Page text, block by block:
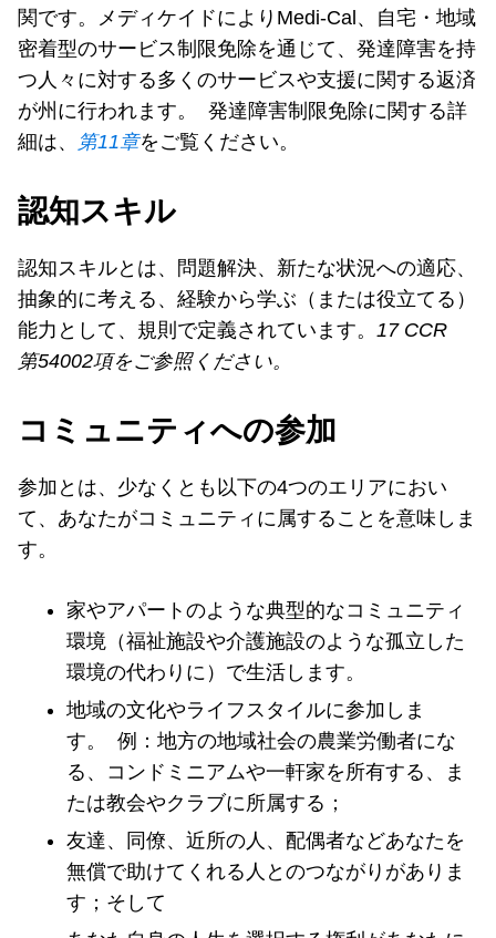
関です。メディケイドによりMedi-Cal、自宅・地域
密着型のサービス制限免除を通じて、発達障害を持
つ人々に対する多くのサービスや支援に関する返済
が州に行われます。 発達障害制限免除に関する詳
細は、
第11章をご覧ください。
認知スキル
認知スキルとは、問題解決、新たな状況への適応、
抽象的に考える、経験から学ぶ（または役立てる）
能力として、規則で定義されています。 17 CCR
第54002項をご参照ください。
コミュニティへの参加
参加とは、少なくとも以下の4つのエリアにおい
て、あなたがコミュニティに属することを意味しま
す。
家やアパートのような典型的なコミュニティ
環境（福祉施設や介護施設のような孤立した
環境の代わりに）で生活します。
地域の文化やライフスタイルに参加しま
す。 例：地方の地域社会の農業労働者にな
る、コンドミニアムや一軒家を所有する、ま
たは教会やクラブに所属する；
友達、同僚、近所の人、配偶者などあなたを
無償で助けてくれる人とのつながりがありま
す；そして